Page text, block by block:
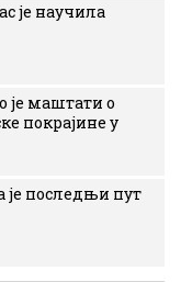
је научила
је маштати о
покрајине у
последњи пут